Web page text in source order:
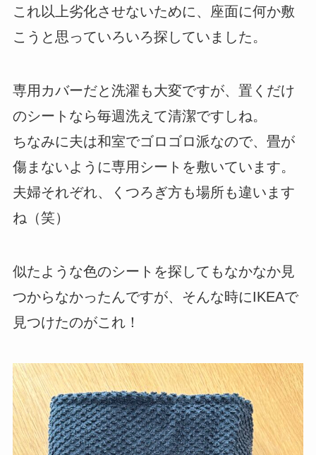
これ以上劣化させないために、座面に何か敷
こうと思っていろいろ探していました。
専用カバーだと洗濯も大変ですが、置くだけ
のシートなら毎週洗えて清潔ですしね。
ちなみに夫は和室でゴロゴロ派なので、畳が
傷まないように専用シートを敷いています。
夫婦それぞれ、くつろぎ方も場所も違います
ね（笑）
似たような色のシートを探してもなかなか見
つからなかったんですが、そんな時にIKEAで
見つけたのがこれ！